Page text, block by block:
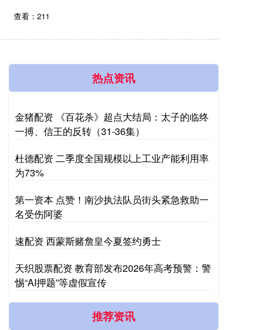
查看：211
热点资讯
金猪配资 《百花杀》超点大结局：太子的临终
一搏、信王的反转（31-36集）
杜德配资 二季度全国规模以上工业产能利用率
为73%
第一资本 点赞！南沙执法队员街头紧急救助一
名受伤阿婆
速配资 西蒙斯赌詹皇今夏签约勇士
天织股票配资 教育部发布2026年高考预警：警
惕“AI押题”等虚假宣传
推荐资讯